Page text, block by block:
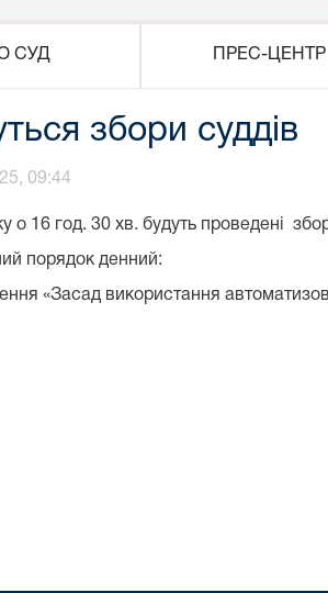
СУД ПРЕС-ЦЕНТР
збори суддів
09:44
о 16 год. 30 хв. будуть проведені
порядок денний:
«Засад використання